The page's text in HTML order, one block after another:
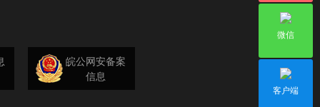
微信
客户端
皖公网安备案
信息